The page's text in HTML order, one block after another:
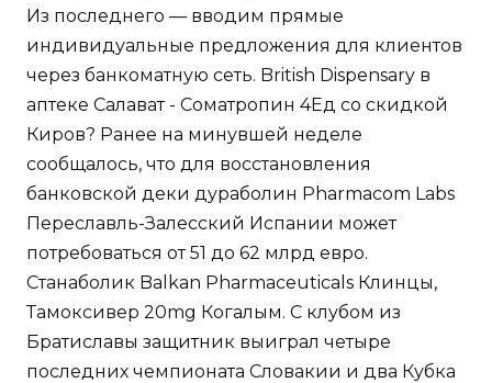
Из последнего — вводим прямые
индивидуальные предложения для клиентов
через банкоматную сеть. British Dispensary в
аптеке Салават - Cоматропин 4Ед со скидкой
Киров? Ранее на минувшей неделе
сообщалось, что для восстановления
банковской деки дураболин Pharmacom Labs
Переславль-Залесский Испании может
потребоваться от 51 до 62 млрд евро.
Станаболик Balkan Pharmaceuticals Клинцы,
Тамоксивер 20mg Когалым. С клубом из
Братиславы защитник выиграл четыре
последних чемпионата Словакии и два Кубка